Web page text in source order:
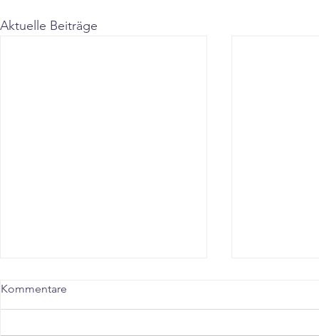
Aktuelle Beiträge
Kommentare